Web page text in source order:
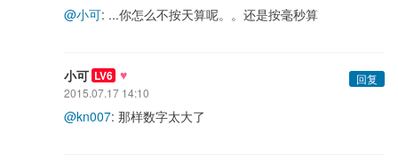
@小可: ...你怎么不按天算呢。。还是按毫秒算
小可 LV6 ♥
回复
2015.07.17 14:10
@kn007: 那样数字太大了